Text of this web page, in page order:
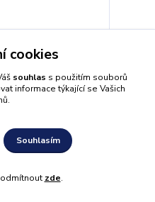
navy modrá
Přidat do košíku
cookies
souhlas s použitím souborů
informace týkající se Vašich
Souhlasím
zde.